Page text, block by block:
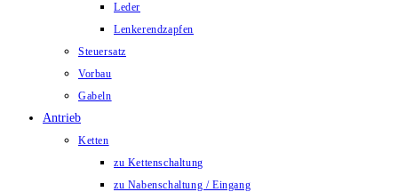
Leder
Lenkerendzapfen
Steuersatz
Vorbau
Gabeln
Antrieb
Ketten
zu Kettenschaltung
zu Nabenschaltung / Eingang